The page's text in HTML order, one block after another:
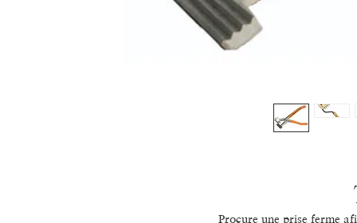
Procure une prise ferme